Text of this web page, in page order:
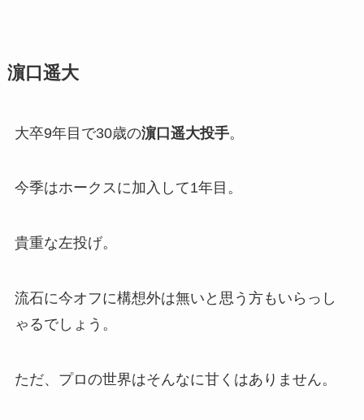
濵口遥大
大卒9年目で30歳の濵口遥大投手。
今季はホークスに加入して1年目。
貴重な左投げ。
流石に今オフに構想外は無いと思う方もいらっし
ゃるでしょう。
ただ、プロの世界はそんなに甘くはありません。